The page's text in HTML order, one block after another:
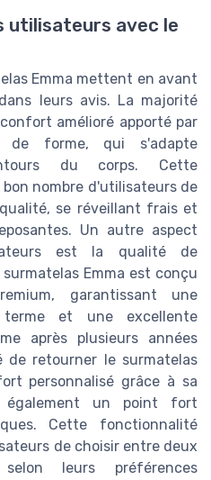
utilisateurs avec le
Emma mettent en avant
leurs avis. La majorité
amélioré apporté par
de forme, qui s'adapte
du corps. Cette
nombre d'utilisateurs de
se réveillant frais et
Un autre aspect
est la qualité de
Emma est conçu
garantissant une
et une excellente
après plusieurs années
de retourner le surmatelas
personnalisé grâce à sa
également un point fort
Cette fonctionnalité
de choisir entre deux
leurs préférences